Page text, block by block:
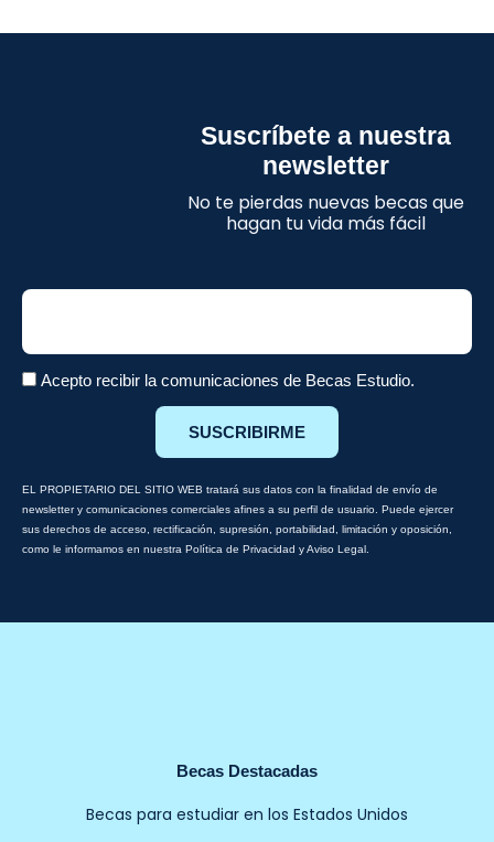
Suscríbete a nuestra
newsletter
No te pierdas nuevas becas que
hagan tu vida más fácil
Email
Acepto recibir la comunicaciones de Becas Estudio.
SUSCRIBIRME
EL PROPIETARIO DEL SITIO WEB tratará sus datos con la finalidad de envío de
newsletter y comunicaciones comerciales afines a su perfil de usuario. Puede ejercer
sus derechos de acceso, rectificación, supresión, portabilidad, limitación y oposición,
como le informamos en nuestra Política de Privacidad y Aviso Legal.
Becas Destacadas
Becas para estudiar en los Estados Unidos